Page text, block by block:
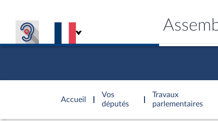
Accueil
d'accueil
Vos
députés
Travaux
parlementaires